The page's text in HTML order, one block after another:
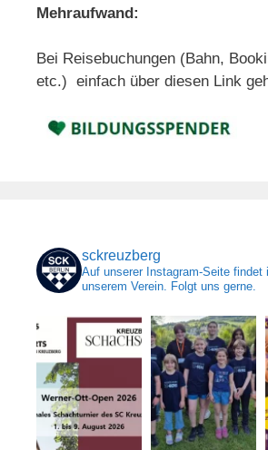
Mehraufwand:
Bei Reisebuchungen (Bahn,
etc.) einfach über diesen Link
sckreuzberg
Auf unserer Instagram-Seite findet
unserem Verein. Folgt uns gerne.